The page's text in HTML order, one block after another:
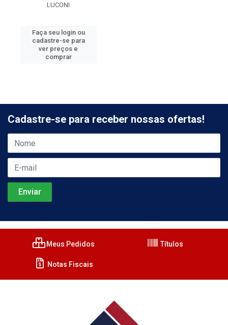
LUCONI
Faça seu login ou
cadastre-se para
ver preços e
comprar
Cadastre-se para receber nossas ofertas!
Meus Pedidos Títulos
Notas Fiscais